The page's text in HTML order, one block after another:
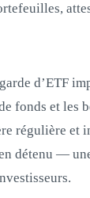
d’ETF
fonds et les
régulière et
détenu —